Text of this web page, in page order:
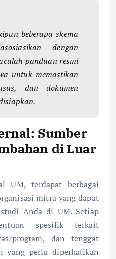
beberapa skema
dengan
panduan resmi
untuk memastikan
dan dokumen
Sumber
di Luar
UM, terdapat berbagai
mitra yang dapat
Anda di UM. Setiap
spesifik terkait
program, dan tenggat
yang perlu diperhatikan